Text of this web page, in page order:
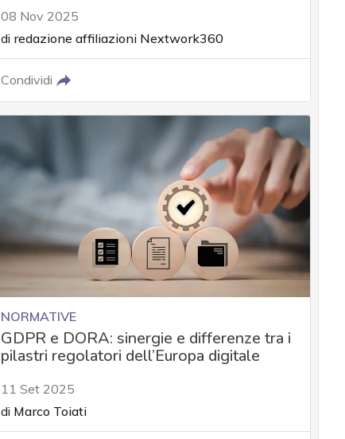
08 Nov 2025
di redazione affiliazioni Nextwork360
Condividi
NORMATIVE
GDPR e DORA: sinergie e differenze tra i
pilastri regolatori dell’Europa digitale
11 Set 2025
di Marco Toiati